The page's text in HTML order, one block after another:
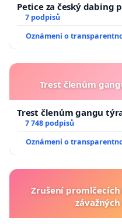
Petice za český dabing
7 podpisů
Oznámení o
Trest členům
Trest členům gangu
7 748 podpisů
Oznámení o
Zrušení